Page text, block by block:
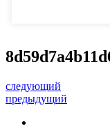
следующий
предыдущий